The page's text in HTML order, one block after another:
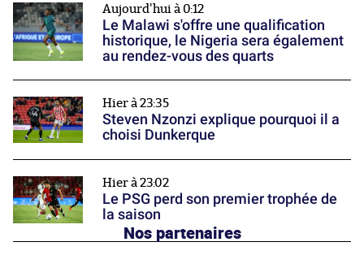
Aujourd'hui à 0:12
Le Malawi s'offre une qualification
historique, le Nigeria sera également
au rendez-vous des quarts
Hier à 23:35
Steven Nzonzi explique pourquoi il a
choisi Dunkerque
Hier à 23:02
Le PSG perd son premier trophée de
la saison
Nos partenaires